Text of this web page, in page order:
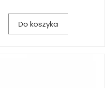
Do koszyka